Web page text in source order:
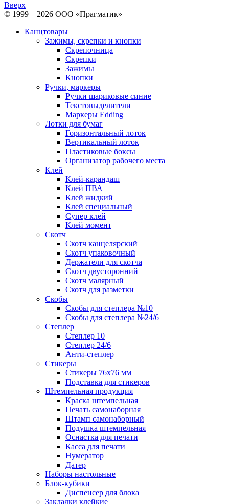
Вверх
© 1999 – 2026 ООО «Прагматик»
Канцтовары
Зажимы, скрепки и кнопки
Скрепочница
Скрепки
Зажимы
Кнопки
Ручки, маркеры
Ручки шариковые синие
Текстовыделители
Маркеры Edding
Лотки для бумаг
Горизонтальный лоток
Вертикальный лоток
Пластиковые боксы
Организатор рабочего места
Клей
Клей-карандаш
Клей ПВА
Клей жидкий
Клей специальный
Супер клей
Клей момент
Скотч
Скотч канцелярский
Скотч упаковочный
Держатели для скотча
Скотч двусторонний
Скотч малярный
Скотч для разметки
Скобы
Скобы для степлера №10
Скобы для степлера №24/6
Степлер
Степлер 10
Степлер 24/6
Анти-степлер
Стикеры
Стикеры 76x76 мм
Подставка для стикеров
Штемпельная продукция
Краска штемпельная
Печать самонаборная
Штамп самонаборный
Подушка штемпельная
Оснастка для печати
Касса для печати
Нумератор
Датер
Наборы настольные
Блок-кубики
Диспенсер для блока
Закладки клейкие